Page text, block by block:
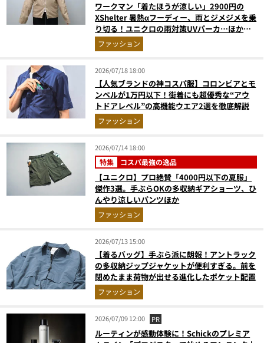
ワークマン「着たほうが涼しい」2900円の
XShelter 暑熱αフーディー、雨とジメジメを乗
り切る！ユニクロの雨対策UVパーカ…ほか
【アウターの人気記事ランキングベスト3】
（2026年6月版）
ファッション
2026/07/18 18:00
【人気ブランドの神コスパ服】コロンビアとモ
ンベルが1万円以下！街着にも超優秀な“アウ
トドアレベル”の高機能ウエア2選を徹底解説
ファッション
2026/07/14 18:00
特集 コスパ最強の逸品
【ユニクロ】プロ絶賛「4000円以下の夏服」
傑作3選。手ぶらOKの多収納ギアショーツ、ひ
んやり涼しいパンツほか
ファッション
2026/07/13 15:00
【着るバッグ】手ぶら派に朗報！アントラック
の多収納ジップジャケットが便利すぎる。前を
閉めたまま荷物が出せる進化したポケット配置
ファッション
2026/07/09 12:00 PR
ルーティンが感動体験に！Schickのプレミア